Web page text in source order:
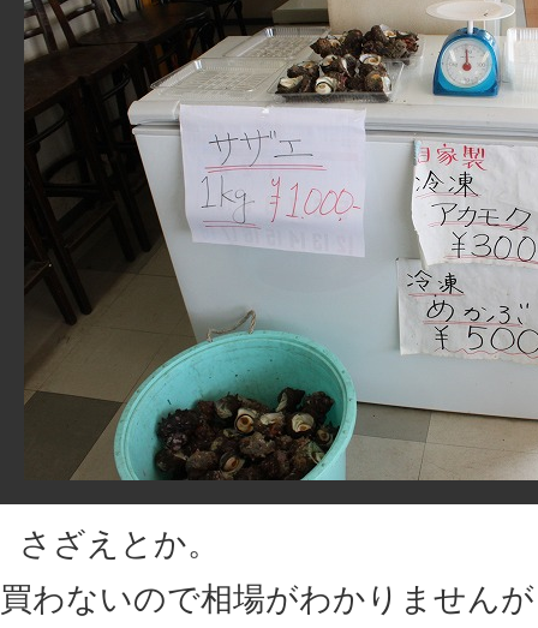
さざえとか。
買わないので相場がわかりませんが